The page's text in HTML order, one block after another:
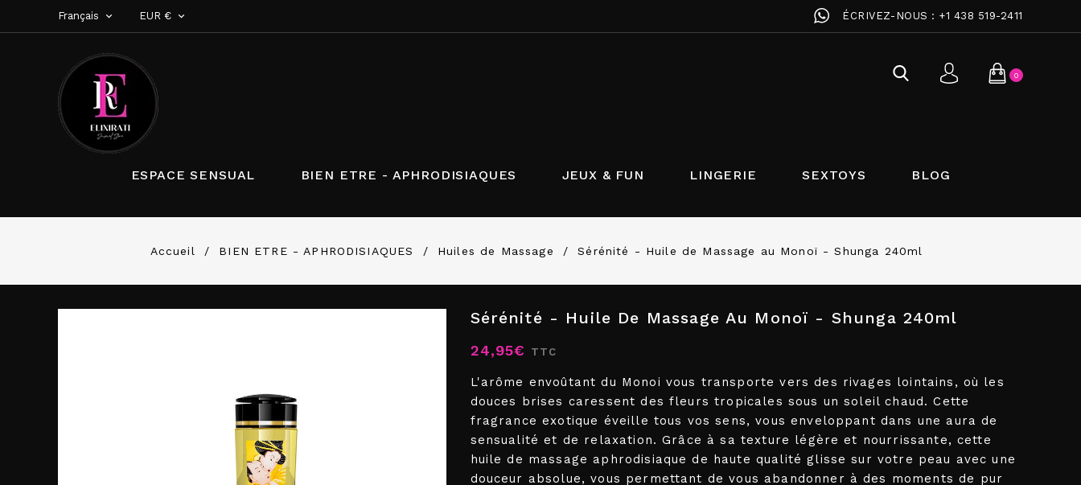
Français  EUR €  ÉCRIVEZ-NOUS : +1 438 519-2411
0
ESPACE SENSUAL BIEN ETRE - APHRODISIAQUES JEUX & FUN LINGERIE SEXTOYS BLOG
Accueil BIEN ETRE - APHRODISIAQUES Huiles de Massage Sérénité - Huile de Massage au Monoï - Shunga 240ml
Sérénité - Huile De Massage Au Monoï - Shunga 240ml
24,95€ TTC
L'arôme envoûtant du Monoi vous transporte vers des rivages lointains, où les
douces brises caressent des fleurs tropicales sous un soleil chaud. Cette
fragrance exotique éveille tous vos sens, vous enveloppant dans une aura de
sensualité et de relaxation. Grâce à sa texture légère et nourrissante, cette
huile de massage aphrodisiaque de haute qualité glisse sur votre peau avec une
douceur absolue, vous permettant de vous abandonner à des moments de pur